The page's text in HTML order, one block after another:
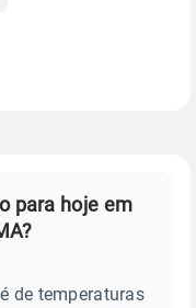
para hoje em
de temperaturas